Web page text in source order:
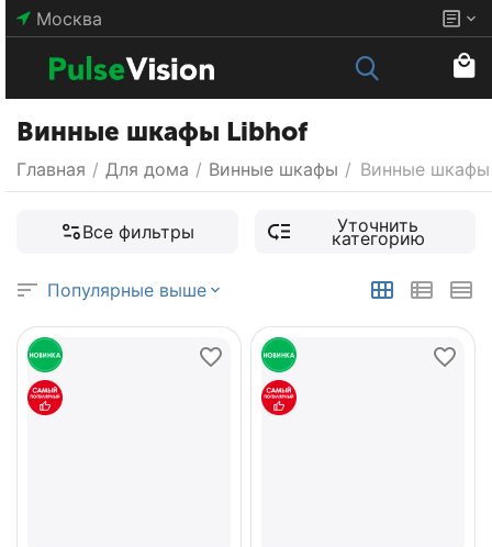
Москва
Винные шкафы Libhof
Главная / Для дома / Винные шкафы / Винные
Все фильтры Уточнить
категорию
Популярные выше